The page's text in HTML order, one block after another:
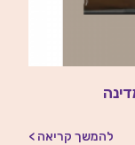
להמשך קריאה >